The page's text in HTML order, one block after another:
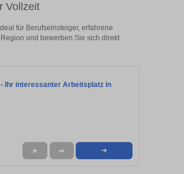
Vollzeit
für Berufseinsteiger, erfahrene
und bewerben Sie sich direkt
Ihr interessanter Arbeitsplatz in
★ ➦ ➜